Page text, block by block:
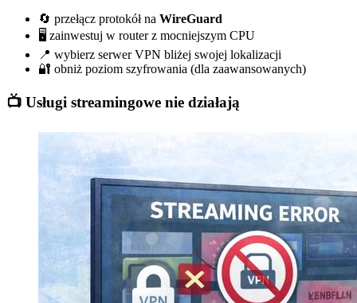
🔄 przełącz protokół na WireGuard
🖥️ zainwestuj w router z mocniejszym CPU
📍 wybierz serwer VPN bliżej swojej lokalizacji
🔐 obniż poziom szyfrowania (dla zaawansowanych)
📺 Usługi streamingowe nie działają